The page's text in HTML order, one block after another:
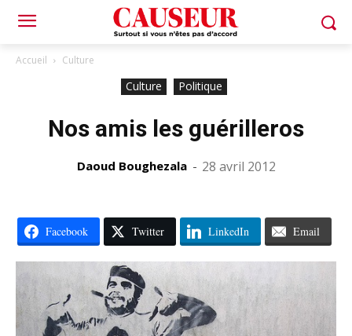
Accueil Culture
Culture Politique
Nos amis les guérilleros
Daoud Boughezala - 28 avril 2012
Facebook Twitter LinkedIn Email